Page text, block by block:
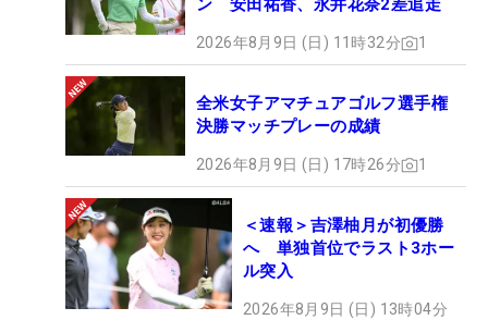
ン 安田祐香、永井花奈2差追走
2026年8月9日 (日) 11時32分 1
全米女子アマチュアゴルフ選手権
決勝マッチプレーの成績
2026年8月9日 (日) 17時26分 1
＜速報＞吉澤柚月が初優勝
へ 単独首位でラスト3ホー
ル突入
2026年8月9日 (日) 13時04分